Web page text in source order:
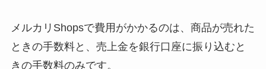
メルカリShopsで費用がかかるのは、商品が売れた
ときの手数料と、売上金を銀行口座に振り込むと
きの手数料のみです。